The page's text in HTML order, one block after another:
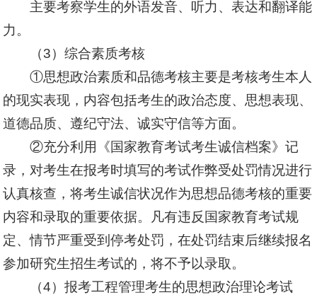
主要考察学生的外语发音、听力、表达和翻译能
力。
（3）综合素质考核
①思想政治素质和品德考核主要是考核考生本人
的现实表现，内容包括考生的政治态度、思想表现、
道德品质、遵纪守法、诚实守信等方面。
②充分利用《国家教育考试考生诚信档案》记
录，对考生在报考时填写的考试作弊受处罚情况进行
认真核查，将考生诚信状况作为思想品德考核的重要
内容和录取的重要依据。凡有违反国家教育考试规
定、情节严重受到停考处罚，在处罚结束后继续报名
参加研究生招生考试的，将不予以录取。
（4）报考工程管理考生的思想政治理论考试